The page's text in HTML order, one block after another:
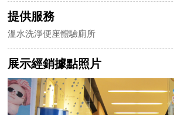
提供服務
溫水洗淨便座體驗廁所
展示經銷據點照片